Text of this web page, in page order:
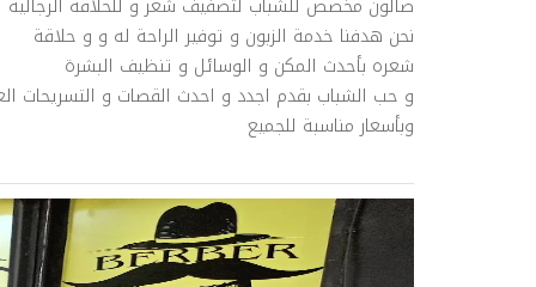
نحن هدفنا خدمة الزبون و توفير الراحة له و و حلاقة
شعره بأحدث المكن و الوسائل و تنظيف البشرة
و حب الشباب بقدم اجدد و احدث القصات و التسريحات
وبأسعار مناسبة للجميع